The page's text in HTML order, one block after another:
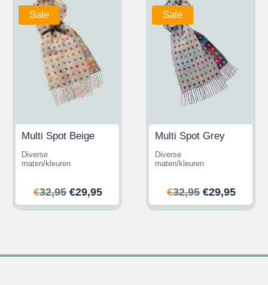
Sale
Multi Spot Beige
Diverse
maten/kleuren
€32,95 Ursprünglicher
Preis
€29,95Aktueller
Preis
Sale
Multi Spot Grey
Diverse
maten/kleuren
€32,95
Preis
€29,95
Preis